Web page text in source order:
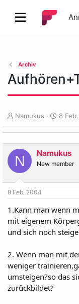
Archiv
E
r
s
t
l
e
r
Namukus
E
r
s
t
e
l
t
8
N Namukus
New member
8 Feb. 2004
1.Kann man wenn
mit eigenem
und sich noch
2. Wenn man mit
weniger
umsteigen?so das
zurückbildet?